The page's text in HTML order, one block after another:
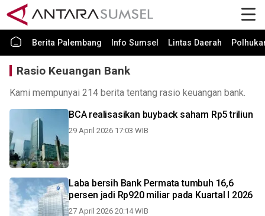
Berita Palembang Info Sumsel Lintas Daerah
Rasio Keuangan Bank
Kami mempunyai 214 berita tentang rasio keuangan bank.
BCA realisasikan buyback saham Rp5 triliun
29 April 2026 17:03 WIB
Laba bersih Bank Permata tumbuh 16,6
persen jadi Rp920 miliar pada Kuartal I 2026
27 April 2026 20:14 WIB